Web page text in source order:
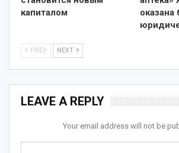
капиталом
оказана
PREV NEXT
LEAVE A REPLY
Your email address will not be